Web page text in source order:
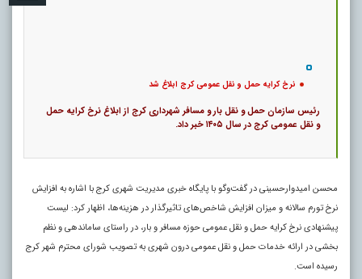
نرخ کرایه حمل و نقل عمومی کرج ابلاغ شد
رئیس سازمان حمل و نقل بار و مسافر شهرداری کرج از ابلاغ نرخ کرایه حمل
و نقل عمومی کرج در سال ۱۴۰۵ خبر داد.
محسن امیدوارحسینی در گفت‌وگو با پایگاه خبری مدیریت شهری کرج با اشاره به افزایش
نرخ تورم سالانه و میزان افزایش شاخص‌های تاثیرگذار در هزینه‌ها، اظهار کرد: لیست
پیشنهادی نرخ کرایه حمل و نقل عمومی حوزه مسافر و بار، در راستای ساماندهی و نظم
بخشی در ارائه خدمات حمل و نقل عمومی درون شهری به تصویب شورای محترم شهر کرج
رسیده است.